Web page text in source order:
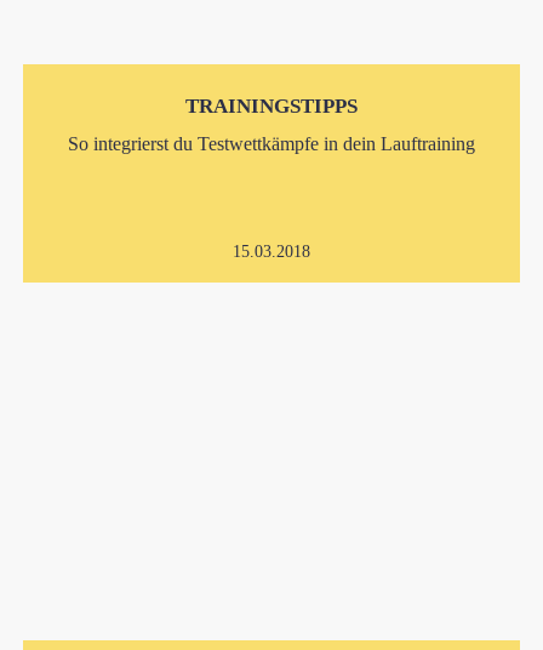
TRAININGSTIPPS
So integrierst du Testwettkämpfe in dein Lauftraining
15.03.2018